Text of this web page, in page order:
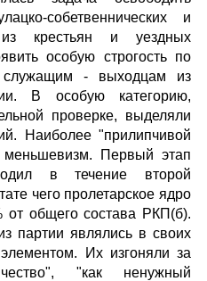
собетвеннических и
крестьян и уездных
особую строгость по
служащим - выходцам из
В особую категорию,
проверке, выделяли
Наиболее "прилипчивой
Первый этап
в течение второй
чего пролетарское ядро
от общего состава РКП(б).
партии являлись в своих
Их изгоняли за
"как ненужный